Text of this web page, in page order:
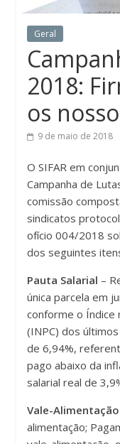
Geral
2018:
os
9 de maio de 2018
O SIFAR em
Campanha de
comissão
sindicatos
ofício 004/2018
dos seguintes
Pauta Salarial –
única parcela em
conforme o Índice
(INPC) dos
de 6,94%,
pago abaixo da
salarial real de
Vale-Alimentação
alimentação;